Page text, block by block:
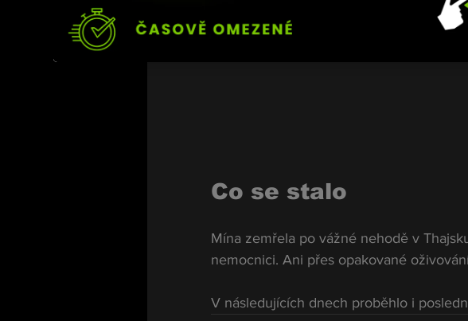
Co se stalo
Mína zemřela po vážné nehodě v
nemocnici. Ani přes opakované
V následujících dnech proběhlo i